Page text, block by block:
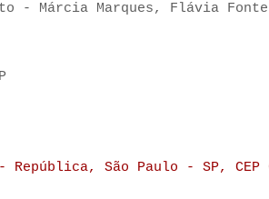
- Márcia Marques, Flávia
São Paulo - SP, CEP